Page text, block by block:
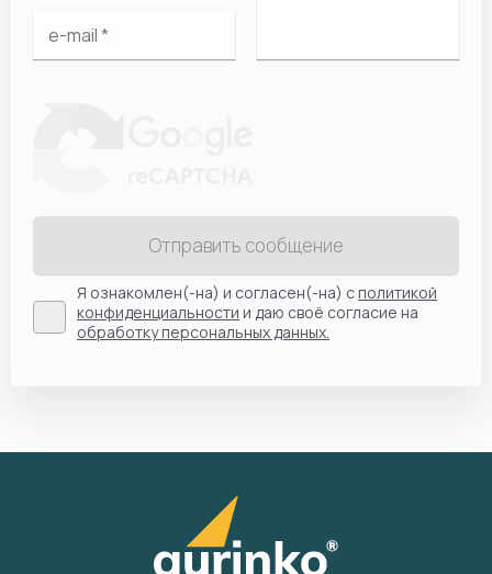
Отправить сообщение
Я ознакомлен(-на) и согласен(-на) сполитикой
конфиденциальности и даю своё согласие на
обработку персональных данных.